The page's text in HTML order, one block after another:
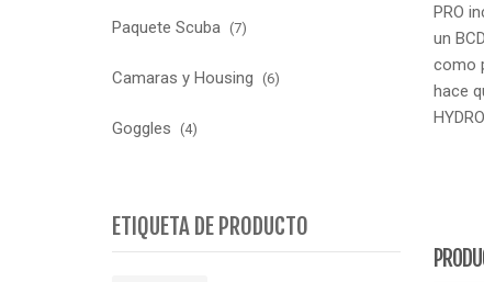
PRO
un
como
hace
Paquete Scuba (7)
Camaras y Housing (6)
Goggles (4)
ETIQUETA DE PRODUCTO